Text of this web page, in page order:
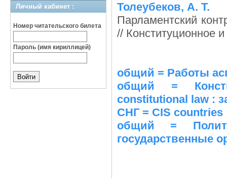
Личный кабинет :
Номер читательского билета
Пароль (имя кириллицей)
Толеубеков, А. Т.
Парламентский
// Конституционное
общий = Работы
общий =
constitutional law :
СНГ = CIS countries
общий =
государственные